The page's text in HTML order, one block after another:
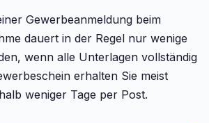
Gewerbeanmeldung beim
dauert in der Regel nur wenige
wenn alle Unterlagen vollständig
erhalten Sie meist
weniger Tage per Post.